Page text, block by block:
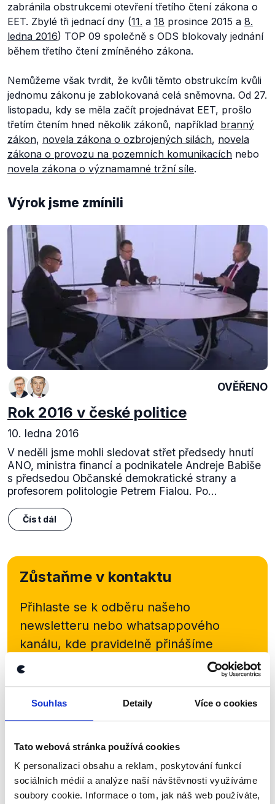
Souhlas Detaily Více o cookies
Tato webová stránka používá cookies
K personalizaci obsahu a reklam, poskytování funkcí
sociálních médií a analýze naší návštěvnosti využíváme
soubory cookie. Informace o tom, jak náš web používáte,
zabránila obstrukcemi otevření třetího čtení zákona o
EET. Zbylé tři jednací dny (11. a 18 prosince 2015 a 8.
ledna 2016) TOP 09 společně s ODS blokovaly jednání
během třetího čtení zmíněného zákona.
Nemůžeme však tvrdit, že kvůli těmto obstrukcím kvůli
jednomu zákonu je zablokovaná celá sněmovna. Od 27.
listopadu, kdy se měla začít projednávat EET, prošlo
třetím čtením hned několik zákonů, například branný
zákon, novela zákona o ozbrojených silách, novela
zákona o provozu na pozemních komunikacích nebo
novela zákona o významamné tržní síle.
Výrok jsme zmínili
OVĚŘENO
Rok 2016 v české politice
10. ledna 2016
V neděli jsme mohli sledovat střet předsedy hnutí
ANO, ministra financí a podnikatele Andreje Babiše
s předsedou Občanské demokratické strany a
profesorem politologie Petrem Fialou. Po...
Číst dál
Zůstaňme v kontaktu
Přihlaste se k odběru našeho
newsletteru nebo whatsappového
kanálu, kde pravidelně přinášíme
shrnutí nejzajímavějších článků a analýz.
přehled o tom, jaké dezinformace a
nepravdy se zrovna v Česku šíří.
Newsletter WhatsApp